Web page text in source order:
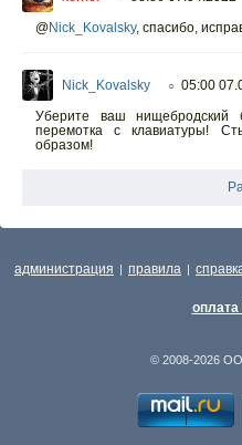
@Nick_Kovalsky, спасибо,
Nick_Kovalsky ○ 05:00
Уберите ваш нищебродский
перемотка с клавиатуры!
образом!
администрация | правила |
оплата
© 2008-2026